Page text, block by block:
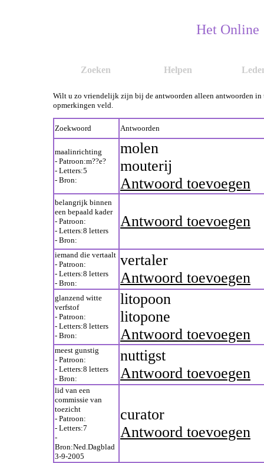
Het Online
Zoeken Helpen
Wilt u zo vriendelijk zijn bij de antwoorden alleen antwoorden
opmerkingen veld.
Zoekwoord Antwoorden
maalinrichting
- Patroon:m??e?
- Letters:5
- Bron:
molen
mouterij
Antwoord toevoegen
belangrijk binnen
een bepaald kader
- Patroon:
- Letters:8 letters
- Bron:
Antwoord toevoegen
iemand die vertaalt
- Patroon:
- Letters:8 letters
- Bron:
vertaler
Antwoord toevoegen
glanzend witte
verfstof
- Patroon:
- Letters:8 letters
- Bron:
litopoon
litopone
Antwoord toevoegen
meest gunstig
- Patroon:
- Letters:8 letters
- Bron:
nuttigst
Antwoord toevoegen
lid van een
commissie van
toezicht
- Patroon:
- Letters:7
-
Bron:Ned.Dagblad
3-9-2005
curator
Antwoord toevoegen